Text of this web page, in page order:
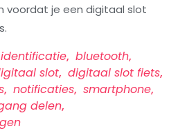
voordat je een digitaal slot
, bluetooth,
slot, digitaal slot fiets,
, notificaties, smartphone,
delen,